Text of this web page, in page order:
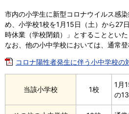
市内の小学生に新型コロナウイルス感
め、小学校1校を1月15日（土）から27
時休業（学校閉鎖）」とすることといた
なお、他の小中学校においては、通常登
コロナ陽性者発生に伴う小中学校の
当該小学校 1校
1月
の